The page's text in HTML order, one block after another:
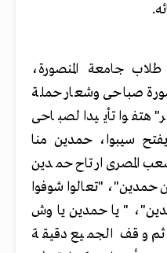
جامعة المنصورة،
صباحى وشعار حملة
هتفوا تأييدا لصباحى
سيبوا، حمدين منا
المصرى ارتاح حمدين
"تعالوا شوفوا
" يا حمدين يا وش
ثم وقف الجميع دقيقة